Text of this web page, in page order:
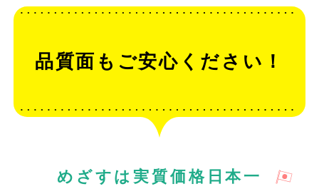
品質面もご安心ください！
めざすは実質価格日本一